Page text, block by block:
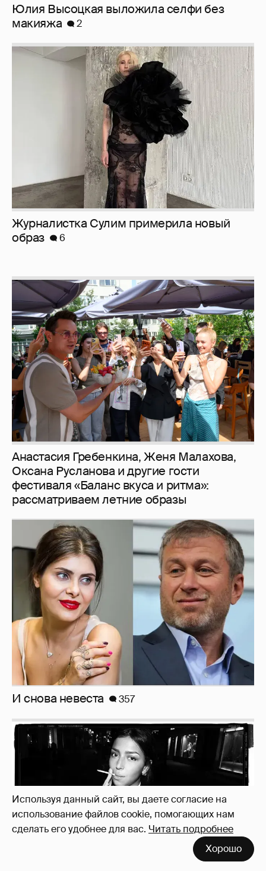
Используя данный сайт, вы даете согласие на
использование файлов cookie, помогающих нам
сделать его удобнее для вас. Читать подробнее
Хорошо
Юлия Высоцкая выложила селфи без
макияжа
2
Журналистка Сулим примерила новый
образ
6
Анастасия Гребенкина, Женя Малахова,
Оксана Русланова и другие гости
фестиваля «Баланс вкуса и ритма»:
рассматриваем летние образы
И снова невеста 357